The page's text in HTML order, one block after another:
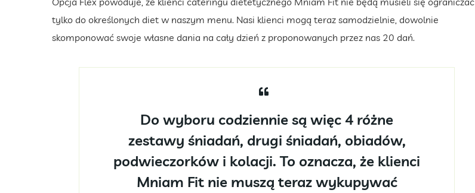
tylko do określonych diet w naszym menu. Nasi klienci mogą teraz samodzielnie, dowolnie
skomponować swoje własne dania na cały dzień z proponowanych przez nas 20 dań.
Do wyboru codziennie są więc 4 różne
zestawy śniadań, drugi śniadań, obiadów,
podwieczorków i kolacji. To oznacza, że klienci
Mniam Fit nie muszą teraz wykupywać